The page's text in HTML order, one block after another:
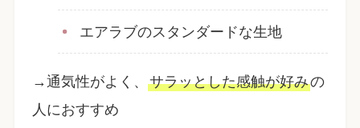
エアラブのスタンダードな生地
→通気性がよく、サラッとした感触が好みの
人におすすめ